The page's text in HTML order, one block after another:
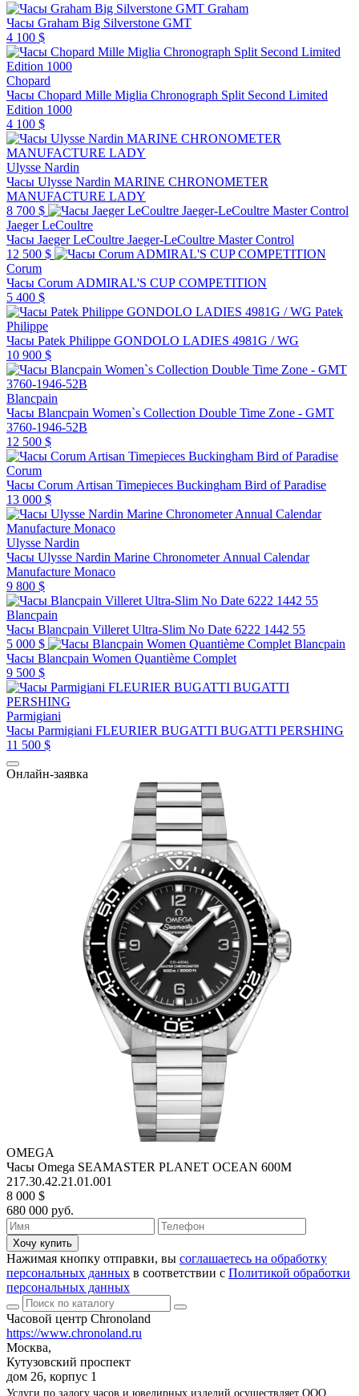
Graham
Часы Graham Big Silverstone GMT
4 100 $
Chopard
Часы Chopard Mille Miglia Chronograph Split Second Limited
Edition 1000
4 100 $
Ulysse Nardin
Часы Ulysse Nardin MARINE CHRONOMETER
MANUFACTURE LADY
8 700 $
Jaeger LeCoultre
Часы Jaeger LeCoultre Jaeger-LeCoultre Master Control
12 500 $
Corum
Часы Corum ADMIRAL'S CUP COMPETITION
5 400 $
Patek
Philippe
Часы Patek Philippe GONDOLO LADIES 4981G / WG
10 900 $
Blancpain
Часы Blancpain Women`s Collection Double Time Zone - GMT
3760-1946-52B
12 500 $
Corum
Часы Corum Artisan Timepieces Buckingham Bird of Paradise
13 000 $
Ulysse Nardin
Часы Ulysse Nardin Marine Chronometer Annual Calendar
Manufacture Monaco
9 800 $
Blancpain
Часы Blancpain Villeret Ultra-Slim No Date 6222 1442 55
5 000 $
Blancpain
Часы Blancpain Women Quantième Complet
9 500 $
Parmigiani
Часы Parmigiani FLEURIER BUGATTI BUGATTI PERSHING
11 500 $
Онлайн-заявка
OMEGA
Часы Omega SEAMASTER PLANET OCEAN 600M
217.30.42.21.01.001
8 000 $
680 000 руб.
Хочу купить
Нажимая кнопку отправки, вы соглашаетесь на обработку
персональных данных в соответствии с Политикой обработки
персональных данных
Часовой центр Chronoland
https://www.chronoland.ru
Москва,
Кутузовский проспект
дом 26, корпус 1
Услуги по залогу часов и ювелирных изделий осуществляет ООО